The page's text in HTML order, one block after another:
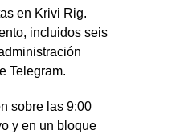
en Krivi Rig.
incluidos seis
Telegram.
sobre las 9:00
y en un bloque